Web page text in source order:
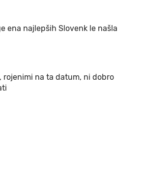
ena najlepših Slovenk le našla
rojenimi na ta datum, ni dobro